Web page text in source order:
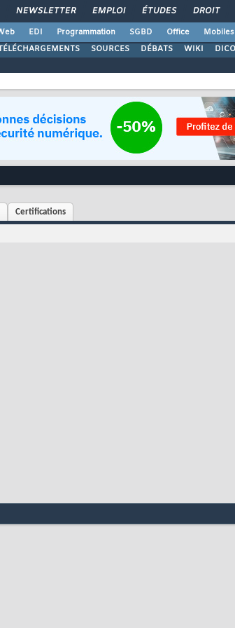
NEWSLETTER EMPLOI ÉTUDES DROIT
EDI Programmation SGBD Office Mobiles
SOURCES DÉBATS WIKI DICO
Certifications